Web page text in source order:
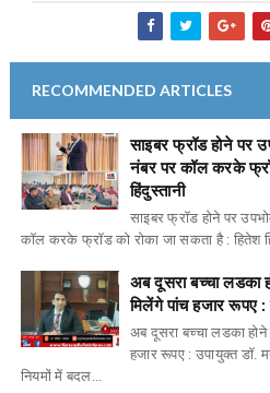
RECOMMENDED ARTICLES
साइबर फ्रॉड होने पर
नंबर पर कॉल करके
हिंदुस्तानी
साइबर फ्रॉड होने पर
कॉल करके फ्रॉड को रोका जा सकता है : हितेश
अब दूसरा बच्चा लडका
मिलेंगे पांच हजार रूपए
अब दूसरा बच्चा लडका होने
हजार रूपए : उपायुक्त डॉ.
नियमों में बदल...